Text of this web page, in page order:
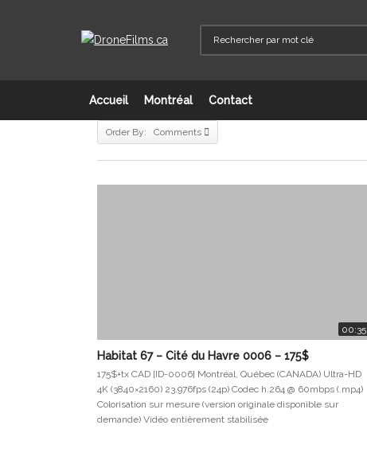
Accueil Montréal Contact
Order By: Comments
00:35
Habitat 67 – Cité du Havre 0006 – 175$
175$+tx CAD [ID-0006] Montréal, Québec (CANADA) Ultra-HD
4K (3840×2160) 23.976fps (24p) Codec h.264 @ 60mbps (.mp4)
Colorisation sur mesure (version originale disponible sur
demande) Vidéo entièrement stabilisée